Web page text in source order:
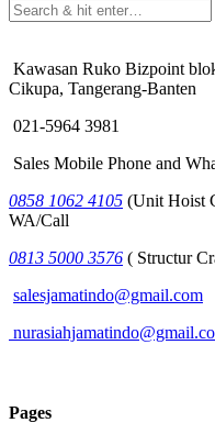
Kawasan Ruko Bizpoint
Cikupa, Tangerang-Banten
021-5964 3981
Sales Mobile Phone and
0858 1062 4105 (Unit Hoist
WA/Call
0813 5000 3576 ( Structur
salesjamatindo@gmail.com
Pages